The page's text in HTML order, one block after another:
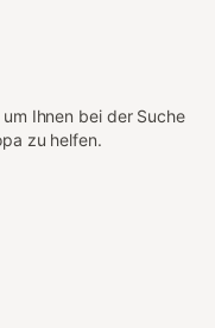
Ihnen bei der Suche
zu helfen.